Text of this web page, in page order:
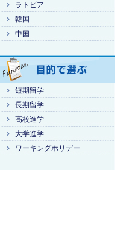
ラトビア
韓国
中国
短期留学
長期留学
高校進学
大学進学
ワーキングホリデー